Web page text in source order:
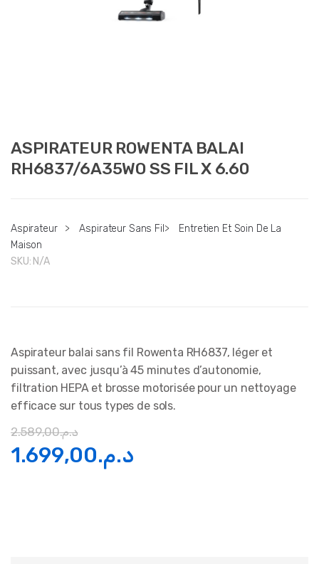
ASPIRATEUR ROWENTA BALAI
RH6837/6A35WO SS FIL X 6.60
Aspirateur > Aspirateur Sans Fil >
Entretien Et Soin De La
Maison
SKU: N/A
Aspirateur balai sans fil Rowenta RH6837, léger et
puissant, avec jusqu’à 45 minutes d’autonomie,
filtration HEPA et brosse motorisée pour un nettoyage
efficace sur tous types de sols.
د.م.2.589,00
Le
د.م.1.699,00
Le